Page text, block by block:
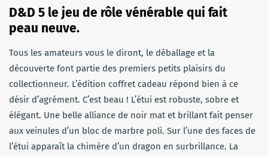
D&D 5 le jeu de rôle vénérable qui fait
peau neuve.
Tous les amateurs vous le diront, le déballage et la
découverte font partie des premiers petits plaisirs du
collectionneur. L’édition coffret cadeau répond bien à ce
désir d’agrément. C’est beau ! L’étui est robuste, sobre et
élégant. Une belle alliance de noir mat et brillant fait penser
aux veinules d’un bloc de marbre poli. Sur l’une des faces de
l’étui apparaît la chimère d’un dragon en surbrillance. La